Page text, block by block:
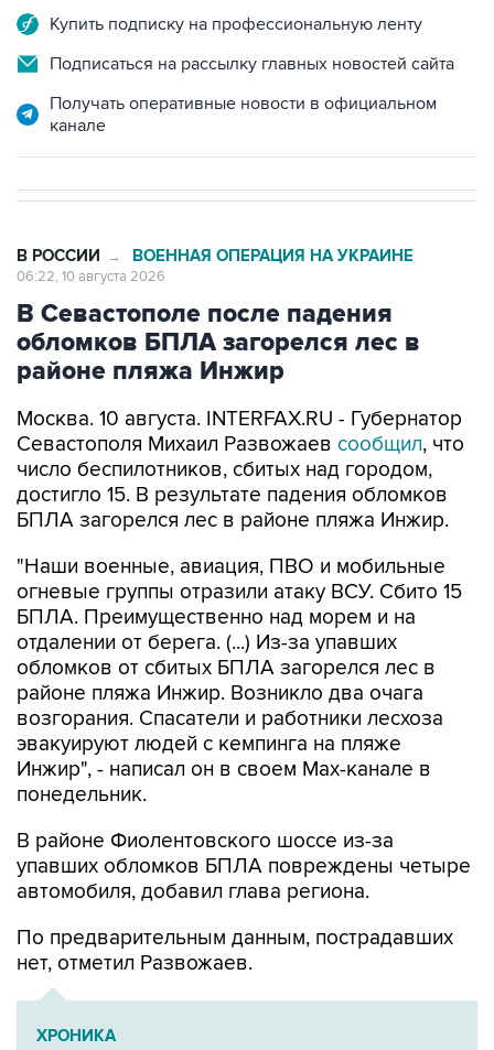
Купить подписку на профессиональную ленту
Подписаться на рассылку главных новостей сайта
Получать оперативные новости в официальном
канале
В РОССИИ → ВОЕННАЯ ОПЕРАЦИЯ НА УКРАИНЕ
06:22, 10 августа 2026
В Севастополе после падения
обломков БПЛА загорелся лес в
районе пляжа Инжир
Москва. 10 августа. INTERFAX.RU - Губернатор
Севастополя Михаил Развожаев сообщил, что
число беспилотников, сбитых над городом,
достигло 15. В результате падения обломков
БПЛА загорелся лес в районе пляжа Инжир.
"Наши военные, авиация, ПВО и мобильные
огневые группы отразили атаку ВСУ. Сбито 15
БПЛА. Преимущественно над морем и на
отдалении от берега. (...) Из-за упавших
обломков от сбитых БПЛА загорелся лес в
районе пляжа Инжир. Возникло два очага
возгорания. Спасатели и работники лесхоза
эвакуируют людей с кемпинга на пляже
Инжир", - написал он в своем Мах-канале в
понедельник.
В районе Фиолентовского шоссе из-за
упавших обломков БПЛА повреждены четыре
автомобиля, добавил глава региона.
По предварительным данным, пострадавших
нет, отметил Развожаев.
ХРОНИКА